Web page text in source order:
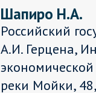
Шапиро Н.А.
Российский
А.И. Герцена,
реки Мойки,